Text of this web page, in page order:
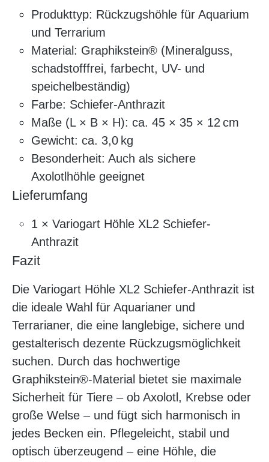
Produkttyp: Rückzugshöhle für Aquarium
und Terrarium
Material: Graphikstein® (Mineralguss,
schadstofffrei, farbecht, UV- und
speichelbeständig)
Farbe: Schiefer-Anthrazit
Maße (L × B × H): ca. 45 × 35 × 12 cm
Gewicht: ca. 3,0 kg
Besonderheit: Auch als sichere
Axolotlhöhle geeignet
Lieferumfang
1 × Variogart Höhle XL2 Schiefer-
Anthrazit
Fazit
Die Variogart Höhle XL2 Schiefer-Anthrazit ist
die ideale Wahl für Aquarianer und
Terrarianer, die eine langlebige, sichere und
gestalterisch dezente Rückzugsmöglichkeit
suchen. Durch das hochwertige
Graphikstein®-Material bietet sie maximale
Sicherheit für Tiere – ob Axolotl, Krebse oder
große Welse – und fügt sich harmonisch in
jedes Becken ein. Pflegeleicht, stabil und
optisch überzeugend – eine Höhle, die